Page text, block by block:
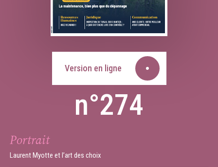
Version en ligne
n°274
Portrait
Laurent Myotte et l’art des choix